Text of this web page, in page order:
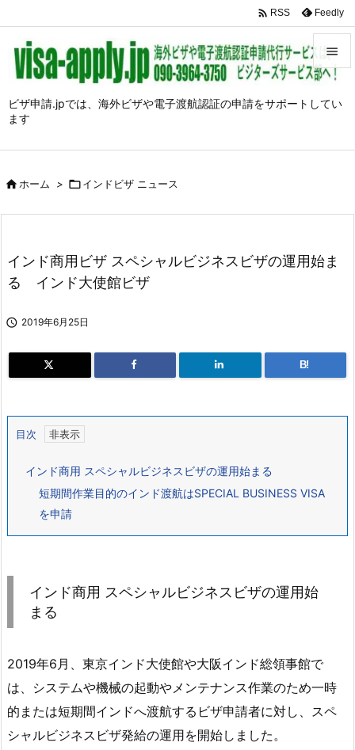
ビザ申請.jpでは、海外ビザや電子渡航認証の申請をサポートしてい
ます


メニュ
 RSS Feedly
ホーム > インドビザ ニュース
インド商用ビザ スペシャルビジネスビザの運用始ま
る インド大使館ビザ
 2019年6月25日
B!
目次
インド商用 スペシャルビジネスビザの運用始まる
短期間作業目的のインド渡航はSPECIAL BUSINESS VISA
を申請
インド商用 スペシャルビジネスビザの運用始
まる
2019年6月、東京インド大使館や大阪インド総領事館で
は、システムや機械の起動やメンテナンス作業のため一時
的または短期間インドへ渡航するビザ申請者に対し、スペ
シャルビジネスビザ発給の運用を開始しました。